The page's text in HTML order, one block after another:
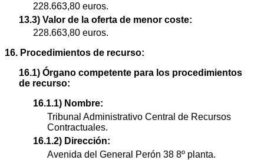
228.663,80 euros.
13.3) Valor de la oferta de menor coste:
228.663,80 euros.
16. Procedimientos de recurso:
16.1) Órgano competente para los procedimientos
de recurso:
16.1.1) Nombre:
Tribunal Administrativo Central de Recursos
Contractuales.
16.1.2) Dirección:
Avenida del General Perón 38 8º planta.